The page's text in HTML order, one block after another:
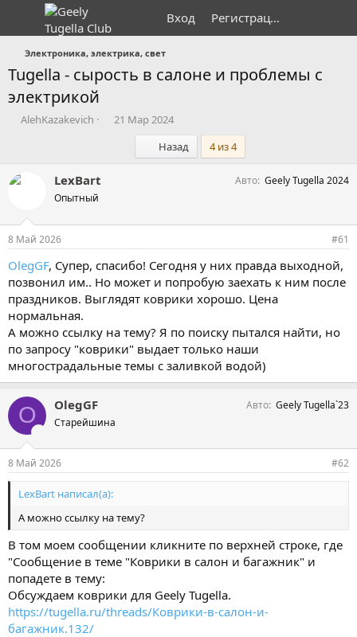
Вход Регистрация
Электроника, электрика, свет
Tugella - сырость в салоне и проблемы с
электрикой
А
р
м
ы
AlehKazakevich
Д
а
21 Мар 2024
ПервыйНазад 4 из 4
LexBart
Опытный
Авто Geely Tugella 2024
8 Май 2026 #61
OlegGF, Супер, спасибо! Сегодня у них правда выходной,
позвонил им.. Но может и попробую заехать к ним после
праздников. Выглядят коврики хорошо. Цена
нормальная.
А можно ссылку на тему? Я по поиску пытался найти, но
по запросу "коврики" выдает только наши
многострадальные темы с заливкой водой)
O OlegGF
Старейшина
Авто Geely Tugella`23
8 Май 2026 #62
LexBart написал(а):
А можно ссылку на тему?
В том моем сообщении кликните по верхней строке, где
"Сообщение в теме "Коврики в салон и багажник" и
попадете в тему:
Обсуждаем коврики для Geely Tugella.
https://tugella.ru/threads/Коврики-в-салон-и-
багажник.132/